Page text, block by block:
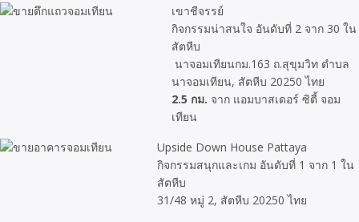
เขาชีจรรย์
กิจกรรมน่าสนใจ อันดับที่ 2 จาก 30 ใน
สัตหีบ
นาจอมเทียนกม.163 ถ.สุขุมวิท ตำบล
นาจอมเทียน, สัตหีบ 20250 ไทย
2.5 กม. จาก แอมบาสเดอร์ ซิตี้ จอม
เทียน
Upside Down House Pattaya
กิจกรรมสนุกและเกม อันดับที่ 1 จาก 1 ใน
สัตหีบ
31/48 หมู่ 2, สัตหีบ 20250 ไทย